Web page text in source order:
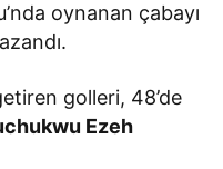
oynanan çabayı
golleri, 48’de
Ezeh